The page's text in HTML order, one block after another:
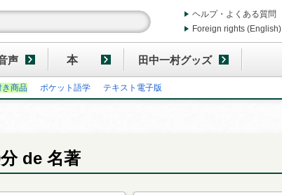
ヘルプ・よくある質問
Foreign rights (English)
声 本 田中一村グッズ
商品 ポケット語学 テキスト電子版
de 名著